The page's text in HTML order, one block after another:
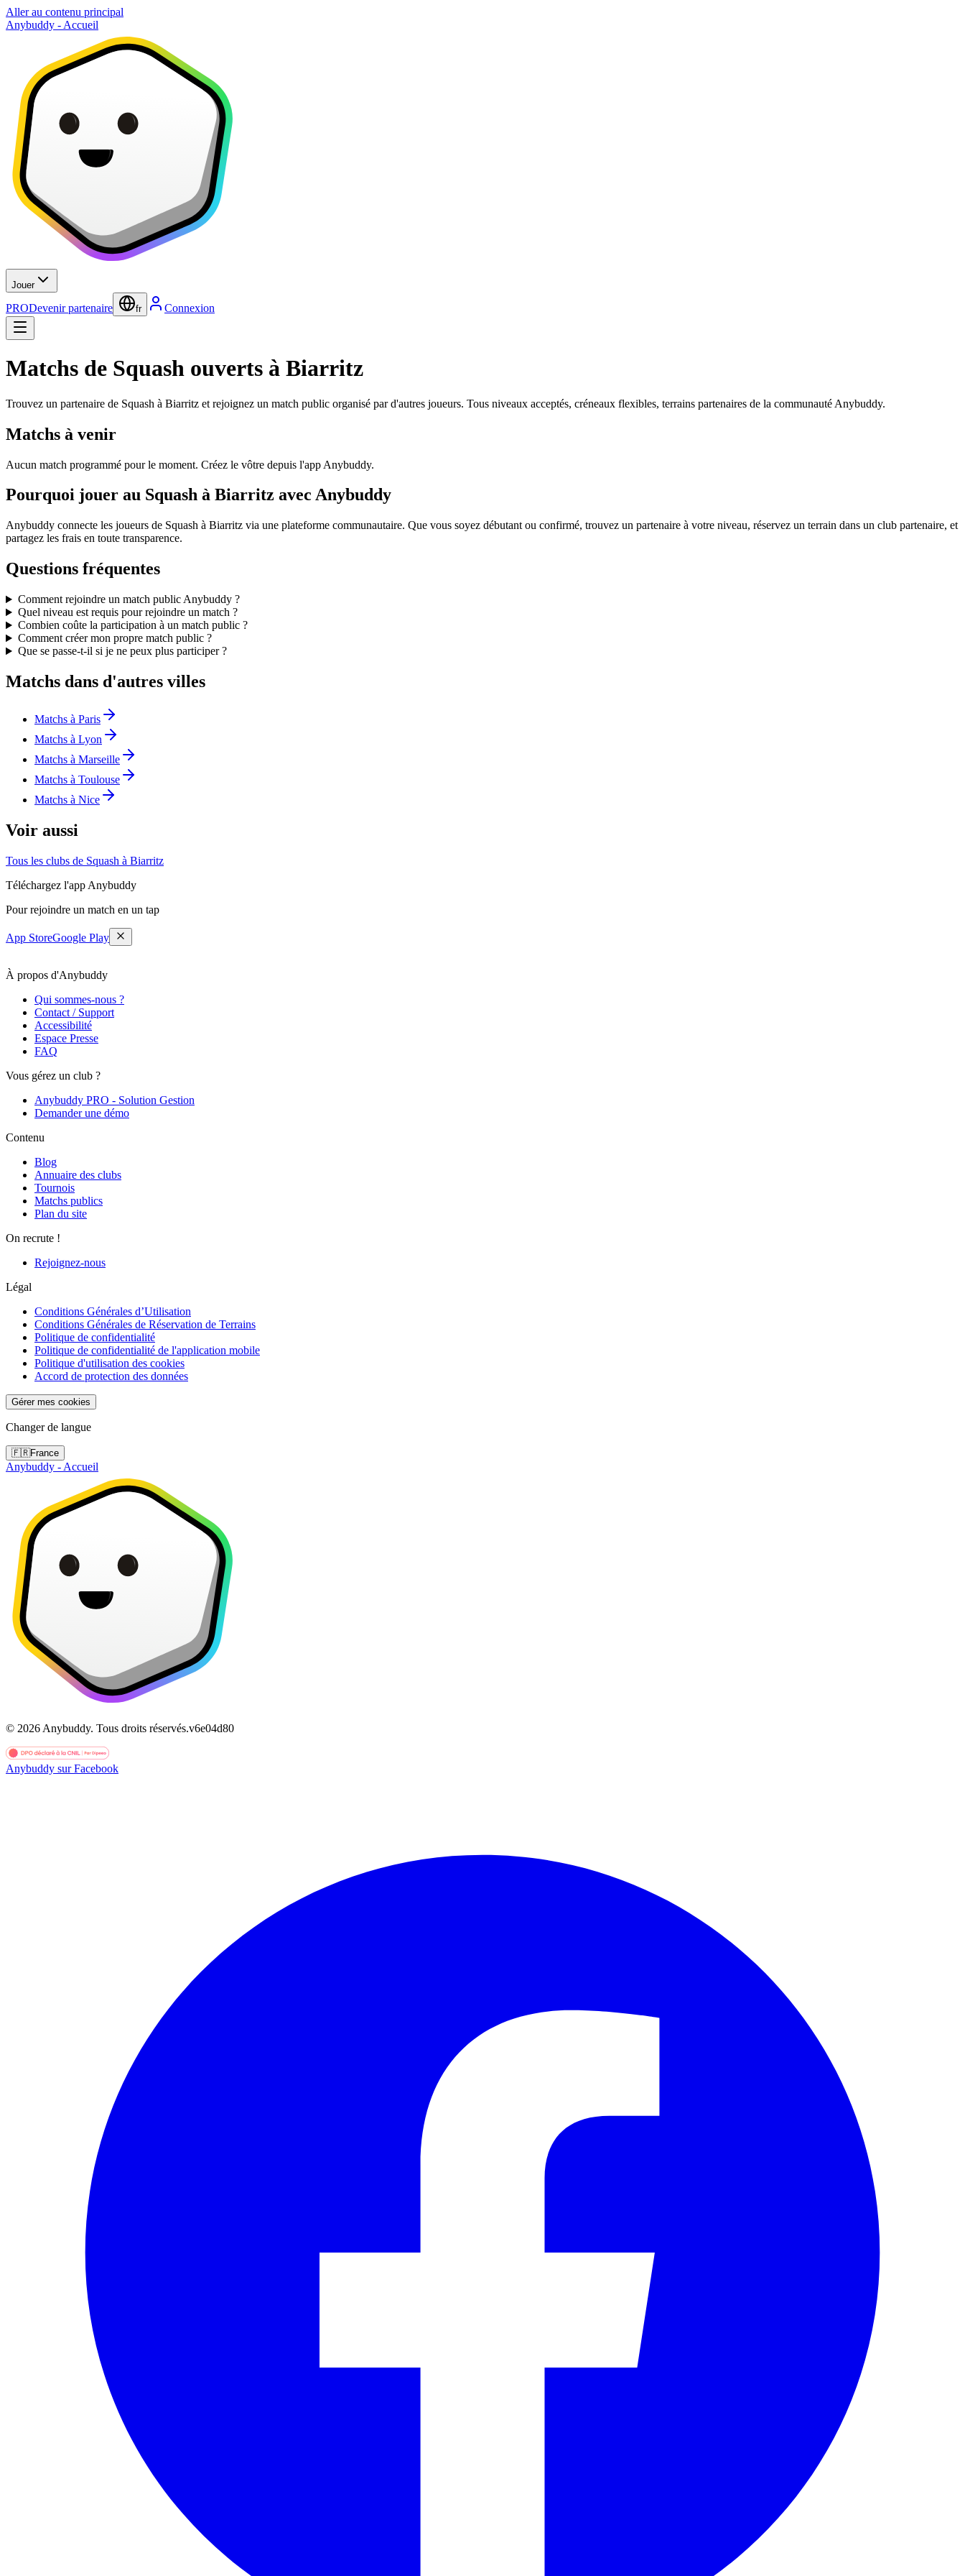
Aller au contenu principal
Anybuddy - Accueil
Jouer
PRODevenir partenaire fr Connexion
Matchs de Squash ouverts à Biarritz
Trouvez un partenaire de Squash à Biarritz et rejoignez un match public organisé par d'autres joueurs. Tous niveaux acceptés, créneaux flexibles, terrains partenaires de la communauté Anybuddy.
Matchs à venir
Aucun match programmé pour le moment. Créez le vôtre depuis l'app Anybuddy.
Pourquoi jouer au Squash à Biarritz avec Anybuddy
Anybuddy connecte les joueurs de Squash à Biarritz via une plateforme communautaire. Que vous soyez débutant ou confirmé, trouvez un partenaire à votre niveau, réservez un terrain dans un club partenaire, et
partagez les frais en toute transparence.
Questions fréquentes
Comment rejoindre un match public Anybuddy ?
Quel niveau est requis pour rejoindre un match ?
Combien coûte la participation à un match public ?
Comment créer mon propre match public ?
Que se passe-t-il si je ne peux plus participer ?
Matchs dans d'autres villes
Matchs à Paris
Matchs à Lyon
Matchs à Marseille
Matchs à Toulouse
Matchs à Nice
Voir aussi
Tous les clubs de Squash à Biarritz
Téléchargez l'app Anybuddy
Pour rejoindre un match en un tap
App StoreGoogle Play
À propos d'Anybuddy
Qui sommes-nous ?
Contact / Support
Accessibilité
Espace Presse
FAQ
Vous gérez un club ?
Anybuddy PRO - Solution Gestion
Demander une démo
Contenu
Blog
Annuaire des clubs
Tournois
Matchs publics
Plan du site
On recrute !
Rejoignez-nous
Légal
Conditions Générales d’Utilisation
Conditions Générales de Réservation de Terrains
Politique de confidentialité
Politique de confidentialité de l'application mobile
Politique d'utilisation des cookies
Accord de protection des données
Gérer mes cookies
Changer de langue
🇫🇷France
Anybuddy - Accueil
© 2026 Anybuddy. Tous droits réservés.v6e04d80
Anybuddy sur Facebook